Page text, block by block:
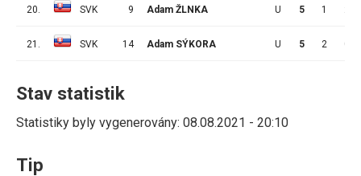
20. SVK 9 Adam ŽLNKA U 5 1 2
21. SVK 14 Adam SÝKORA U 5 2 0
Stav statistik
Statistiky byly vygenerovány: 08.08.2021 - 20:10
Tip